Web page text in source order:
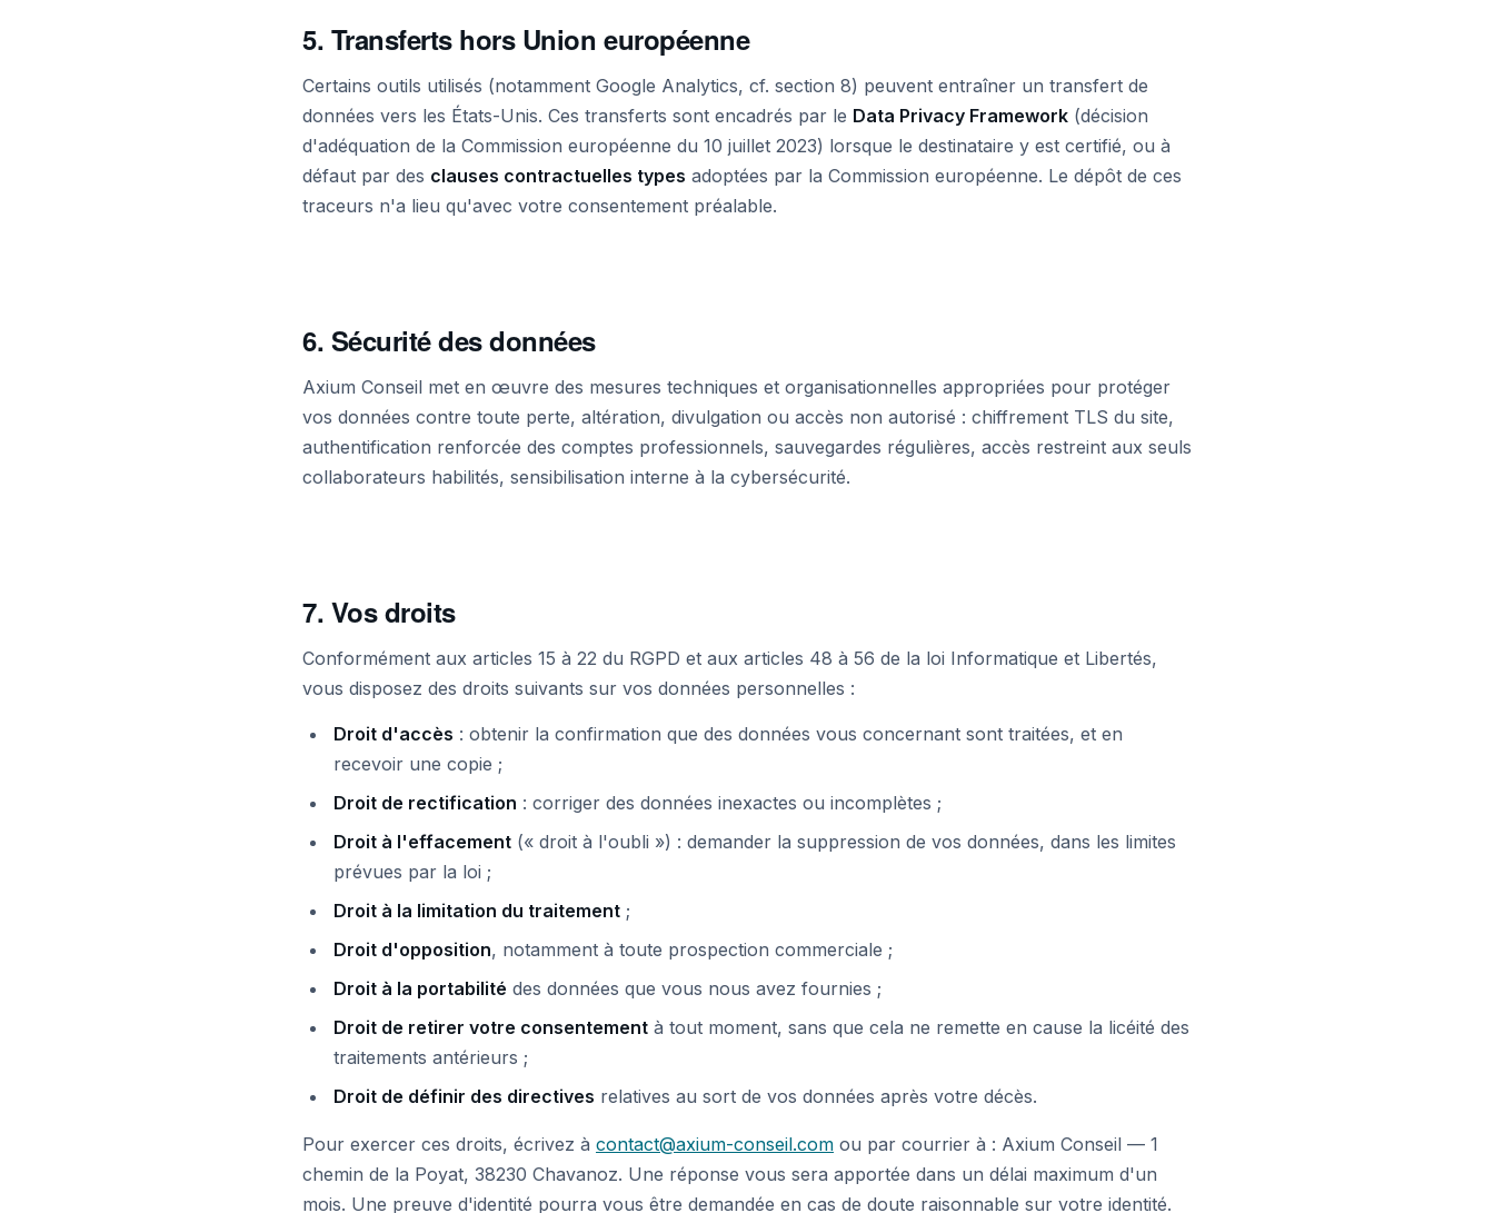
5. Transferts hors Union européenne
Certains outils utilisés (notamment Google Analytics, cf. section 8) peuvent entraîner un transfert de
données vers les États-Unis. Ces transferts sont encadrés par le Data Privacy Framework (décision
d'adéquation de la Commission européenne du 10 juillet 2023) lorsque le destinataire y est certifié, ou à
défaut par des clauses contractuelles types adoptées par la Commission européenne. Le dépôt de ces
traceurs n'a lieu qu'avec votre consentement préalable.
6. Sécurité des données
Axium Conseil met en œuvre des mesures techniques et organisationnelles appropriées pour protéger
vos données contre toute perte, altération, divulgation ou accès non autorisé : chiffrement TLS du site,
authentification renforcée des comptes professionnels, sauvegardes régulières, accès restreint aux seuls
collaborateurs habilités, sensibilisation interne à la cybersécurité.
7. Vos droits
Conformément aux articles 15 à 22 du RGPD et aux articles 48 à 56 de la loi Informatique et Libertés,
vous disposez des droits suivants sur vos données personnelles :
Droit d'accès : obtenir la confirmation que des données vous concernant sont traitées, et en
recevoir une copie ;
Droit de rectification : corriger des données inexactes ou incomplètes ;
Droit à l'effacement (« droit à l'oubli ») : demander la suppression de vos données, dans les limites
prévues par la loi ;
Droit à la limitation du traitement ;
Droit d'opposition, notamment à toute prospection commerciale ;
Droit à la portabilité des données que vous nous avez fournies ;
Droit de retirer votre consentement à tout moment, sans que cela ne remette en cause la licéité des
traitements antérieurs ;
Droit de définir des directives relatives au sort de vos données après votre décès.
Pour exercer ces droits, écrivez à contact@axium-conseil.com ou par courrier à : Axium Conseil — 1
chemin de la Poyat, 38230 Chavanoz. Une réponse vous sera apportée dans un délai maximum d'un
mois. Une preuve d'identité pourra vous être demandée en cas de doute raisonnable sur votre identité.